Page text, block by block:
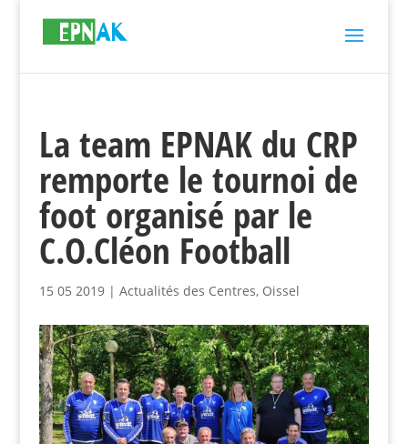
La team EPNAK du CRP
remporte le tournoi de
foot organisé par le
C.O.Cléon Football
15 05 2019| Actualités des Centres, Oissel